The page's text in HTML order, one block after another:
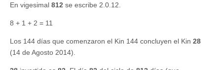
En vigesimal 812 se escribe 2.0.12.
8 + 1 + 2 = 11
Los 144 días que comenzaron el Kin 144 concluyen el Kin 28
(14 de Agosto 2014).